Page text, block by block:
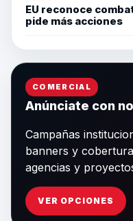
EU reconoce
pide más acciones
COMERCIAL
Anúnciate con
Campañas
banners y
agencias y
VER OPCIONES